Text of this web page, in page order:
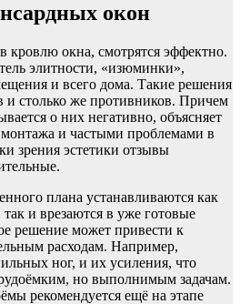
окон
кровлю окна, смотрятся эффектно.
элитности, «изюминки»,
и всего дома. Такие решения
и столько же противников. Причем
о них негативно, объясняет
и частыми проблемами в
зрения эстетики отзывы
плана устанавливаются как
и врезаются в уже готовые
решение может привести к
расходам. Например,
ног, и их усиления, что
но выполнимым задачам.
рекомендуется ещё на этапе